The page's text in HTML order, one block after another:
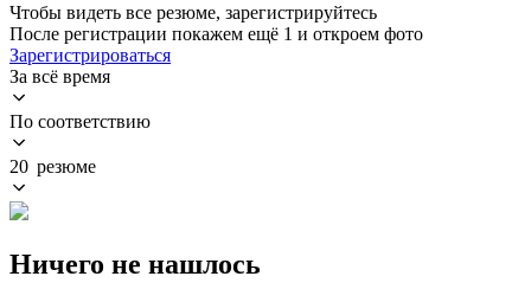
Чтобы видеть все резюме, зарегистрируйтесь
После регистрации покажем ещё 1 и откроем фото
Зарегистрироваться
За всё время
По соответствию
20 резюме
Ничего не нашлось